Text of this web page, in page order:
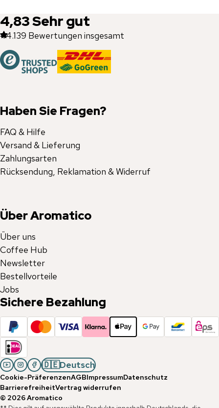
4,83Sehr gut
44.139 Bewertungen insgesamt
Haben Sie Fragen?
FAQ & Hilfe
Versand & Lieferung
Zahlungsarten
Rücksendung, Reklamation & Widerruf
Über Aromatico
Über uns
Coffee Hub
Newsletter
Bestellvorteile
Jobs
Sichere Bezahlung
🇩🇪Deutsch
Cookie-PräferenzenAGBImpressumDatenschutz
BarrierefreiheitVertrag widerrufen
© 2026Aromatico